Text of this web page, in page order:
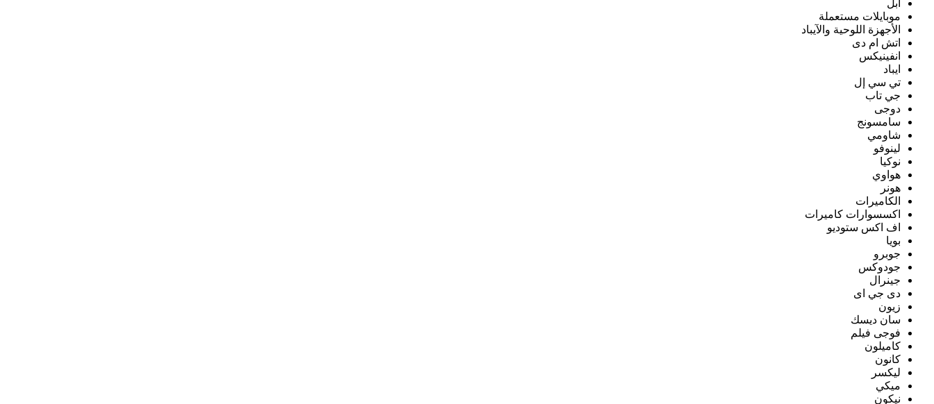
ابل
موبايلات مستعملة
الأجهزة اللوحية والآيباد
اتش ام دى
انفينيكس
ايباد
تي سي إل
جي تاب
دوجى
سامسونج
شاومي
لينوفو
نوكيا
هواوي
هونر
الكاميرات
اكسسوارات كاميرات
اف اكس ستوديو
بويا
جوبرو
جودوكس
جينرال
دى جي اى
زيون
سان ديسك
فوجى فيلم
كاميلون
كانون
ليكسر
ميكي
نيكون